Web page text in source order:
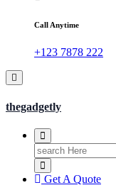
Call Anytime
+123 7878 222
thegadgetly
Search
for:
Get A Quote